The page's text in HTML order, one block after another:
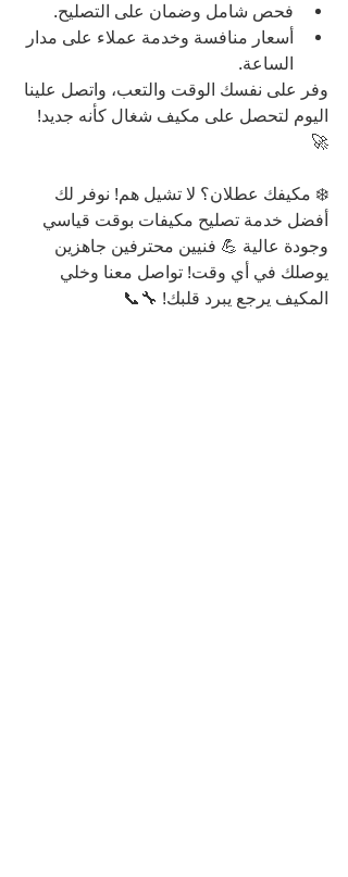
فحص شامل وضمان على التصليح.
أسعار منافسة وخدمة عملاء على مدار
الساعة.
وفر على نفسك الوقت والتعب، واتصل علينا
اليوم لتحصل على مكيف شغال كأنه جديد!
🚀
❄️ مكيفك عطلان؟ لا تشيل هم! نوفر لك
أفضل خدمة تصليح مكيفات بوقت قياسي
وجودة عالية 💪 فنيين محترفين جاهزين
يوصلك في أي وقت! تواصل معنا وخلي
المكيف يرجع يبرد قلبك! 🔧📞